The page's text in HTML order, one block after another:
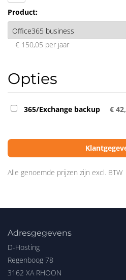
Product:
€ 150,05 per jaar
Opties
365/Exchange backup €
Alle genoemde prijzen zijn excl. BTW
Adresgegevens
D-Hosting
Regenboog 78
3162 XA RHOON